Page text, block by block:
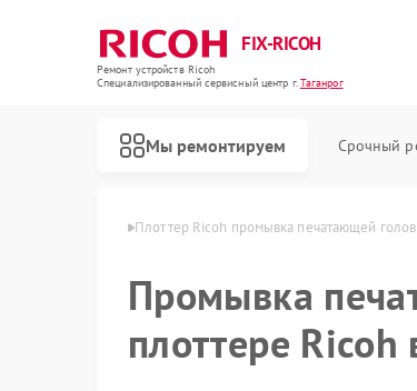
FIX-RICOH
Ремонт устройств Ricoh
Специализированный cервисный центр г.Таганрог
Мы ремонтируем Срочный
Ricoh в Таганроге Плоттер Ricoh промывка печатающей
Промывка
плоттере Ricoh